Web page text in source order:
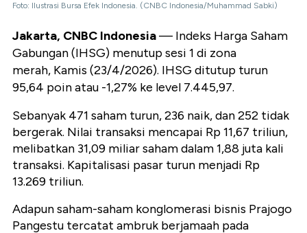
Foto: Ilustrasi Bursa Efek Indonesia. (CNBC Indonesia/Muhammad Sabki)
Jakarta, CNBC Indonesia— Indeks Harga Saham
Gabungan (IHSG) menutup sesi 1 di zona
merah, Kamis (23/4/2026). IHSG ditutup turun
95,64 poin atau -1,27% ke level 7.445,97.
Sebanyak 471 saham turun, 236 naik, dan 252 tidak
bergerak. Nilai transaksi mencapai Rp 11,67 triliun,
melibatkan 31,09 miliar saham dalam 1,88 juta kali
transaksi. Kapitalisasi pasar turun menjadi Rp
13.269 triliun.
Adapun saham-saham konglomerasi bisnis Prajogo
Pangestu tercatat ambruk berjamaah pada